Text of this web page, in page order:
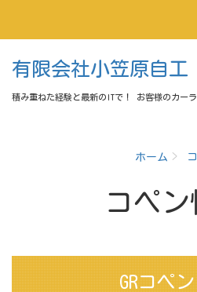
有限会社小笠原自工
積み重ねた経験と最新のITで！ お客様のカー
ホーム
コペン
GRコペ